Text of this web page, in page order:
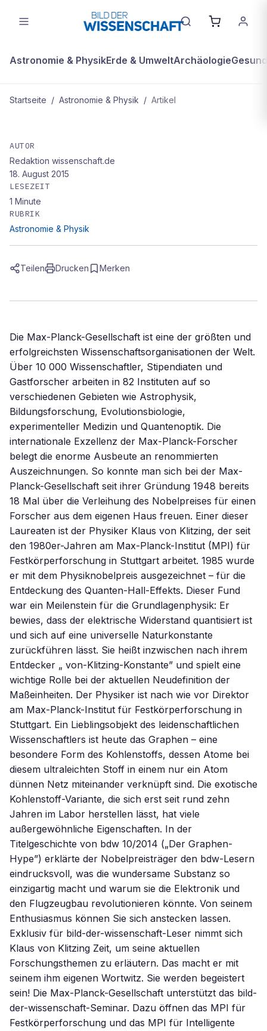
Astronomie & PhysikErde & UmweltArchäologie
Startseite / Astronomie & Physik / Artikel
bdw-Seminar mit Nobelpreisträger
Klaus von Klitzing
AUTOR
Redaktion wissenschaft.de
18. August 2015
LESEZEIT
1 Minute
RUBRIK
Astronomie & Physik
Teilen Drucken Merken
Die Max-Planck-Gesellschaft ist eine der größten und
erfolgreichsten Wissenschaftsorganisationen der Welt.
Über 10 000 Wissenschaftler, Stipendiaten und
Gastforscher arbeiten in 82 Instituten auf so
verschiedenen Gebieten wie Astrophysik,
Bildungsforschung, Evolutionsbiologie,
experimenteller Medizin und Quantenoptik. Die
internationale Exzellenz der Max-Planck-Forscher
belegt die enorme Ausbeute an renommierten
Auszeichnungen. So konnte man sich bei der Max-
Planck-Gesellschaft seit ihrer Gründung 1948 bereits
18 Mal über die Verleihung des Nobelpreises für einen
Forscher aus dem eigenen Haus freuen. Einer dieser
Laureaten ist der Physiker Klaus von Klitzing, der seit
den 1980er-Jahren am Max-Planck-Institut (MPI) für
Festkörperforschung in Stuttgart arbeitet. 1985 wurde
er mit dem Physiknobelpreis ausgezeichnet – für die
Entdeckung des Quanten-Hall-Effekts. Dieser Fund
war ein Meilenstein für die Grundlagenphysik: Er
bewies, dass der elektrische Widerstand quantisiert ist
und sich auf eine universelle Naturkonstante
zurückführen lässt. Sie heißt inzwischen nach ihrem
Entdecker „ von-Klitzing-Konstante” und spielt eine
wichtige Rolle bei der aktuellen Neudefinition der
Maßeinheiten. Der Physiker ist nach wie vor Direktor
am Max-Planck-Institut für Festkörperforschung in
Stuttgart. Ein Lieblingsobjekt des leidenschaftlichen
Wissenschaftlers ist heute das Graphen – eine
besondere Form des Kohlenstoffs, dessen Atome bei
diesem ultraleichten Stoff in einem nur ein Atom
dünnen Netz miteinander verknüpft sind. Die exotische
Kohlenstoff-Variante, die sich erst seit rund zehn
Jahren im Labor herstellen lässt, hat viele
außergewöhnliche Eigenschaften. In der
Titelgeschichte von bdw 10/2014 („Der Graphen-
Hype”) erklärte der Nobelpreisträger den bdw-Lesern
eindrucksvoll, was die wundersame Substanz so
einzigartig macht und warum sie die Elektronik und
den Flugzeugbau revolutionieren könnte. Von seinem
Enthusiasmus können Sie sich anstecken lassen.
Exklusiv für bild-der-wissenschaft-Leser nimmt sich
Klaus von Klitzing Zeit, um seine aktuellen
Forschungsthemen zu erläutern. Das macht er mit
seinem ihm eigenen Wortwitz. Sie werden begeistert
sein! Die Max-Planck-Gesellschaft unterstützt das bild-
der-wissenschaft-Seminar. Dazu öffnen das MPI für
Festkörperforschung und das MPI für Intelligente